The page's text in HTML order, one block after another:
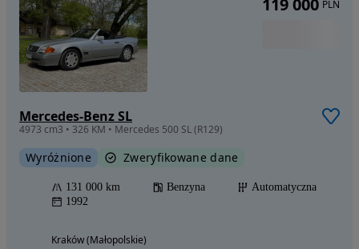
Mercedes-Benz SL
4973 cm3 • 326 KM • Mercedes 500 SL (R129)
Wyróżnione Zweryfikowane dane
131 000 km Benzyna
Automatyczna
1992
Kraków (Małopolskie)
PLN